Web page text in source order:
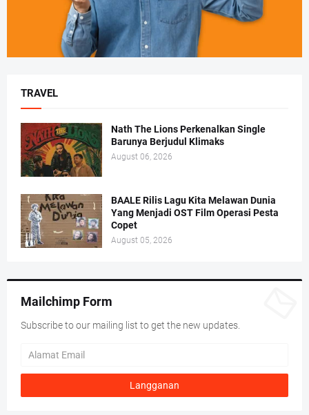
TRAVEL
Nath The Lions Perkenalkan Single
Barunya Berjudul Klimaks
August 06, 2026
BAALE Rilis Lagu Kita Melawan Dunia
Yang Menjadi OST Film Operasi Pesta
Copet
August 05, 2026
Mailchimp Form
Subscribe to our mailing list to get the new updates.